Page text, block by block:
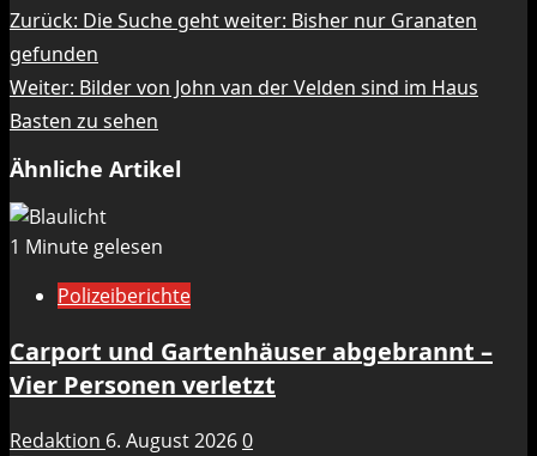
Beitragsnavigation
Zurück: Die Suche geht weiter: Bisher nur Granaten
gefunden
Weiter: Bilder von John van der Velden sind im Haus
Basten zu sehen
Ähnliche Artikel
1 Minute gelesen
Polizeiberichte
Carport und Gartenhäuser abgebrannt –
Vier Personen verletzt
Redaktion 6. August 20260